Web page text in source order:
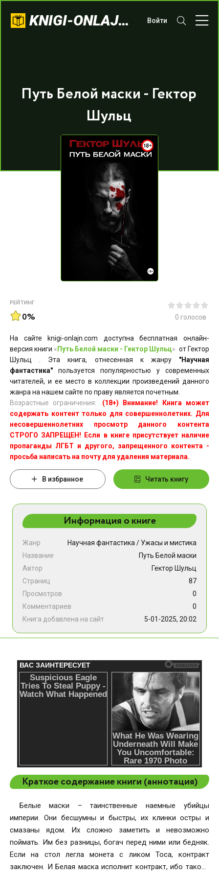
KNIGI-ONLAJN.COM Войти
Путь Белой маски - Гектор
Шульц
РЕЙТИНГ
0% 0 голосов
На сайте knigi-onlajn.com доступна бесплатная онлайн-
версия книги « Путь Белой маски - Гектор Шульц» от Гектор
Шульц . Эта книга, отнесенная к жанру "Научная
фантастика" пользуется популярностью у современных
читателей, и ее место в коллекции произведений данного
жанра на нашем сайте по праву является почетным.
Возрастные ограничения:
(18+) Внимание! Книга может
содержать контент только для совершеннолетних. Для
несовершеннолетних просмотр данного контента
СТРОГО ЗАПРЕЩЕН! Если в книге присутствует наличие
пропаганды ЛГБТ и другого, запрещенного контента -
просьба написать на почту для удаления материала.
В избранное Читать книгу
Информация о книге
Жанр Научная фантастика / Ужасы и мистика
Название
Путь Белой маски
Автор
Гектор Шульц
Страниц
87
Просмотров
0
Комментариев
0
Книга добавлена на сайт
5-01-2025, 20:02
Краткое содержание книги (аннотация)
Белые маски – таинственные наемные убийцы
империи. Они бесшумны и быстры, их клинки остры и
смазаны ядом. Их сложно заметить и невозможно
поймать. Им без разницы, богач перед ними или бедняк.
Если на стол легла монета с ликом Тоса, контракт
заключен. И Белая маска исполнит контракт, ибо такова